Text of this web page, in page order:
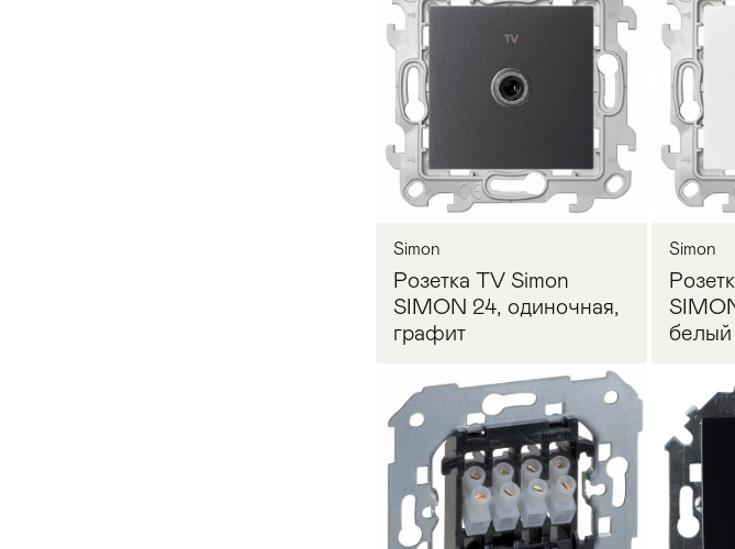
Запросить цену
Запросить цену
Simon
Розетка TV Simon
SIMON 24, одиночная,
графит
Simon
белый